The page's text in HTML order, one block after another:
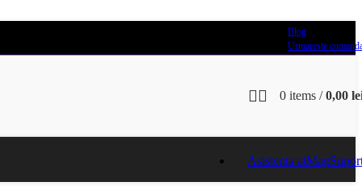
Blog
Urmareste
0 items / 0,00
Asistenta atMag